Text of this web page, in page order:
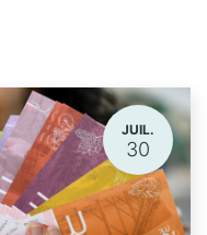
JUIL.
30